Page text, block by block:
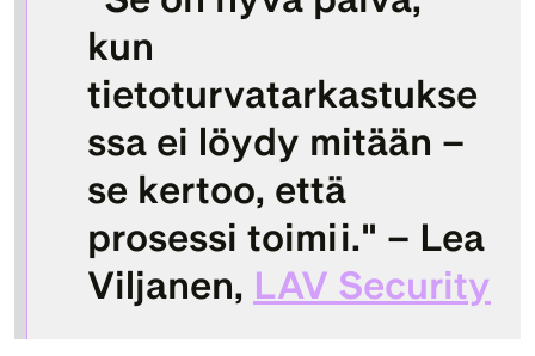
kun
tietoturvatarkastukse
ssa ei löydy mitään –
se kertoo, että
prosessi toimii." – Lea
Viljanen, LAV Security